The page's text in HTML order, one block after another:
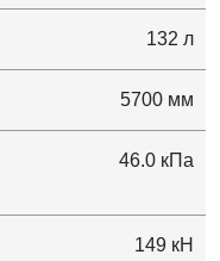
132 л
5700 мм
46.0 кПа
149 кН